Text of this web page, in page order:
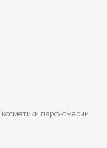
косметики парфюмерии